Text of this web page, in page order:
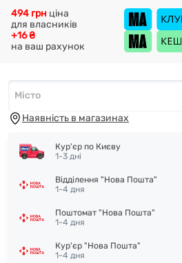
+16 ₴
на ваш рахунок
494 грн ціна
для власників
Місто*
Місто
Наявність в магазинах
Кур'єр по Києву
1-3 дні
Відділення "Нова Пошта"
1-4 дня
Поштомат "Нова Пошта"
1-4 дня
Кур'єр "Нова Пошта"
1-4 дня